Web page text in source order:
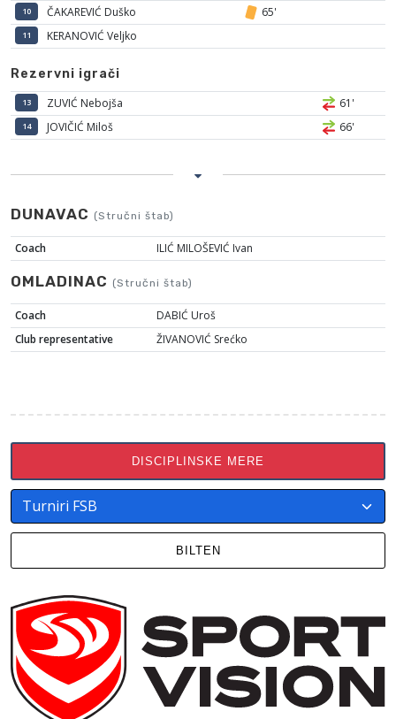
10 ČAKAREVIĆ Duško 65'
11 KERANOVIĆ Veljko
Rezervni igrači
13 ZUVIĆ Nebojša 61'
14 JOVIČIĆ Miloš 66'
DUNAVAC (Stručni štab)
Coach ILIĆ MILOŠEVIĆ Ivan
OMLADINAC (Stručni štab)
Coach
DABIĆ Uroš
Club representative
ŽIVANOVIĆ Srećko
DISCIPLINSKE MERE
BILTEN